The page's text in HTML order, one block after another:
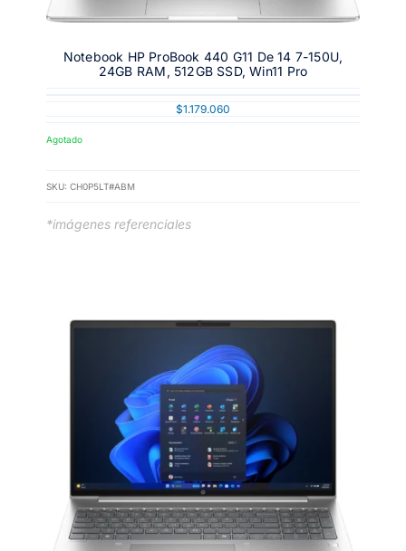
Notebook HP ProBook 440 G11 De 14 7-150U,
24GB RAM, 512GB SSD, Win11 Pro
$1.179.060
Agotado
SKU: CH0P5LT#ABM
*imágenes referenciales